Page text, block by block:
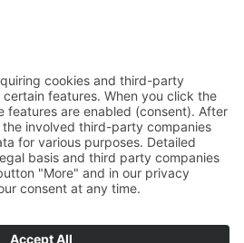
Dresden e.V.
Dresden e.V.